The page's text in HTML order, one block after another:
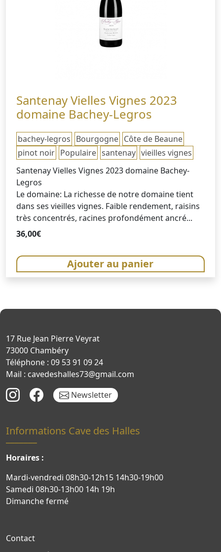
Santenay Vielles Vignes 2023
domaine Bachey-Legros
bachey-legros Bourgogne Côte de Beaune
pinot noir Populaire santenay vieilles vignes
Santenay Vielles Vignes 2023 domaine Bachey-
Legros
Le domaine: La richesse de notre domaine tient
dans ses vieilles vignes. Faible rendement, raisins
très concentrés, racines profondément ancré...
36,00€
Ajouter au panier
17 Rue Jean Pierre Veyrat
73000 Chambéry
Téléphone : 09 53 91 09 24
Mail : cavedeshalles73@gmail.com
Newsletter
Informations Cave des Halles
Horaires :
Mardi-vendredi 08h30-12h15 14h30-19h00
Samedi 08h30-13h00 14h 19h
Dimanche fermé
Contact